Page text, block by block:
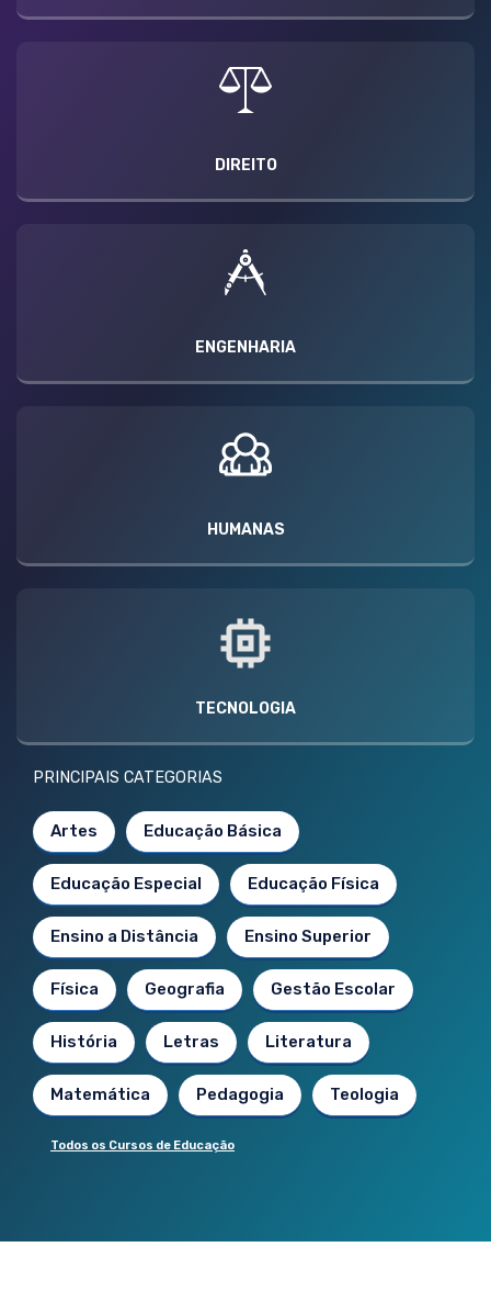
DIREITO
ENGENHARIA
HUMANAS
TECNOLOGIA
PRINCIPAIS CATEGORIAS
Artes Educação Básica
Educação Especial Educação Física
Ensino a Distância Ensino Superior
Física Geografia Gestão Escolar
História Letras Literatura
Matemática Pedagogia Teologia
Todos os Cursos de Educação